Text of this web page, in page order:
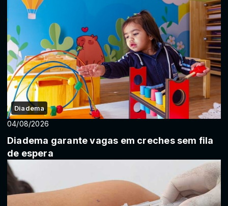
Diadema
04/08/2026
Diadema garante vagas em creches sem fila
de espera